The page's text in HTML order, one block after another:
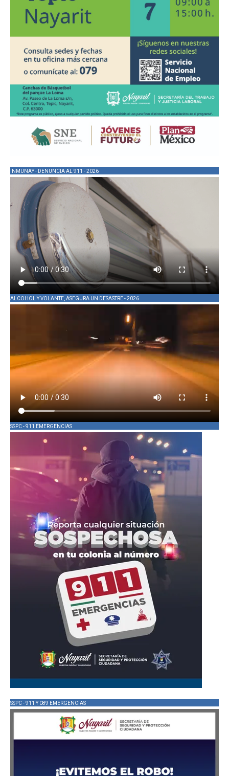
INMUNAY - DENUNCIA AL 911 - 2026
ALCOHOL Y VOLANTE, ASEGURA UN DESASTRE - 2026
SSPC - 911 EMERGENCIAS
SSPC - 911 Y 089 EMERGENCIAS